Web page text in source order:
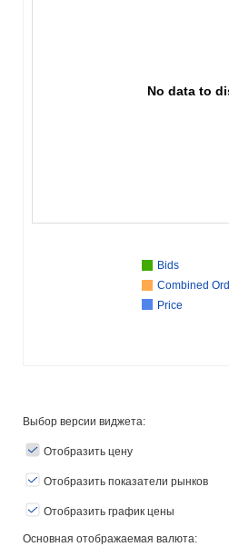
No data to
Bids
Combined
Price
Выбор версии виджета:
Отобразить цену
Отобразить показатели рынков
Отобразить график цены
Основная отображаемая валюта: